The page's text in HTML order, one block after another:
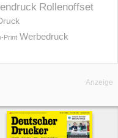
Rollenoffset
Print Werbedruck
Anzeige